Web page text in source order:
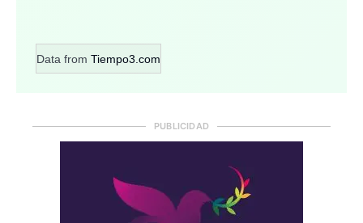
Data from Tiempo3.com
PUBLICIDAD